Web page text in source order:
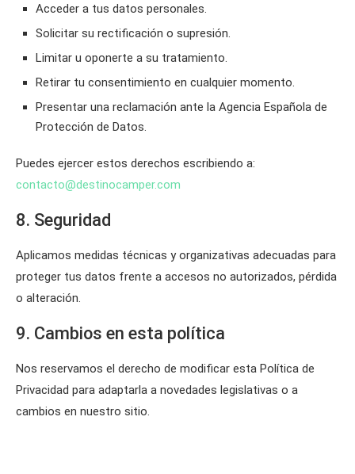
Acceder a tus datos personales.
Solicitar su rectificación o supresión.
Limitar u oponerte a su tratamiento.
Retirar tu consentimiento en cualquier momento.
Presentar una reclamación ante la Agencia Española de
Protección de Datos.
Puedes ejercer estos derechos escribiendo a:
contacto@destinocamper.com
8. Seguridad
Aplicamos medidas técnicas y organizativas adecuadas para
proteger tus datos frente a accesos no autorizados, pérdida
o alteración.
9. Cambios en esta política
Nos reservamos el derecho de modificar esta Política de
Privacidad para adaptarla a novedades legislativas o a
cambios en nuestro sitio.